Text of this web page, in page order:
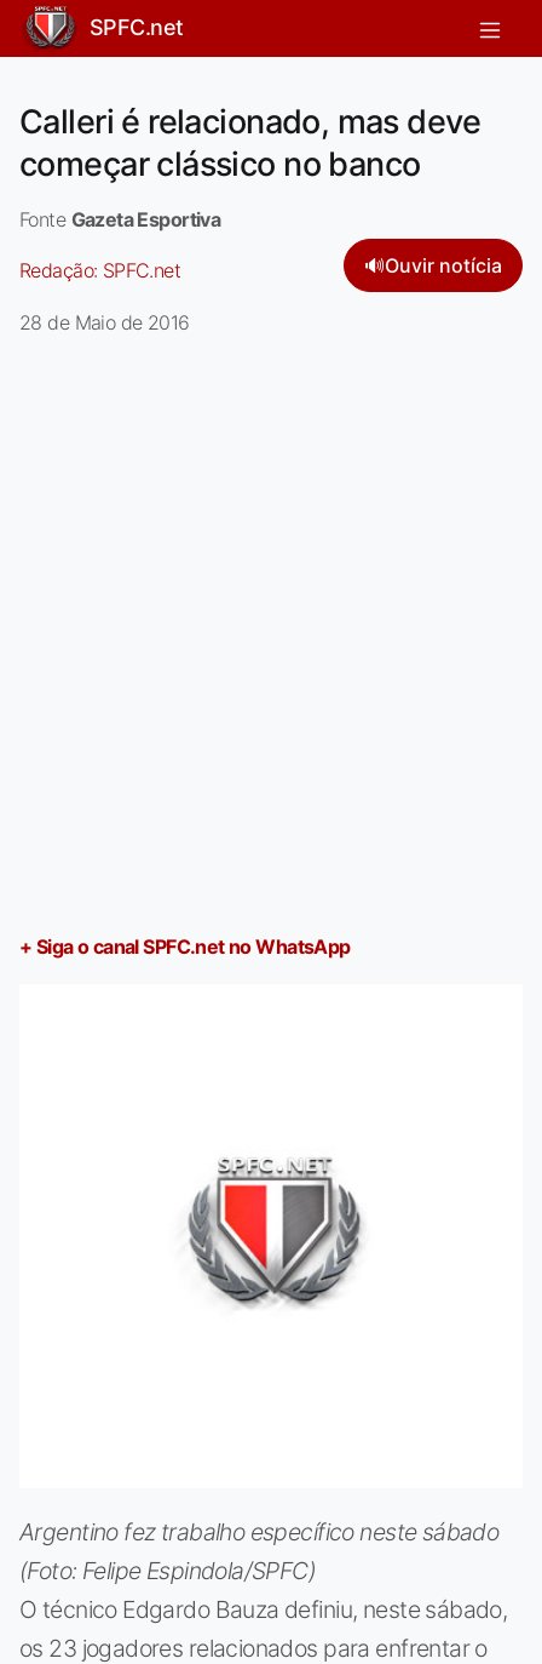
SPFC.net
Calleri é relacionado, mas deve
começar clássico no banco
Fonte Gazeta Esportiva
Redação: SPFC.net 🔊Ouvir notícia
28 de Maio de 2016
+ Siga o canal SPFC.net no WhatsApp
Argentino fez trabalho específico neste sábado
(Foto: Felipe Espindola/SPFC)
O técnico Edgardo Bauza definiu, neste sábado,
os 23 jogadores relacionados para enfrentar o